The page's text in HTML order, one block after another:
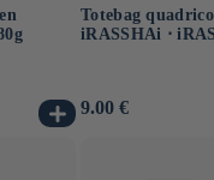
Totebag
iRASSHAi ⋅
Prix
9.00 €